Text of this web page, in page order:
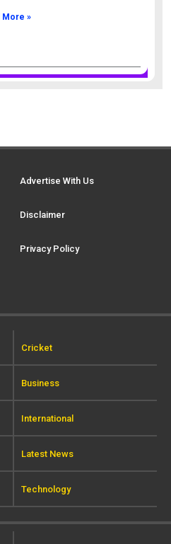
More »
Advertise With Us
Disclaimer
Privacy Policy
Cricket
Business
International
Latest News
Technology